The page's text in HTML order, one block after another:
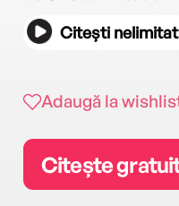
Citești nelimitat
Adaugă la
Citește